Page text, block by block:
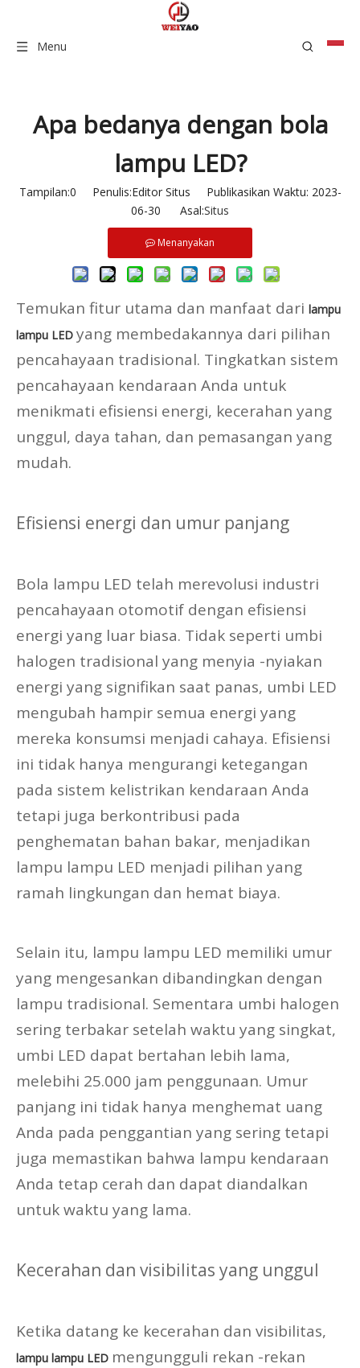
Menu
Apa bedanya dengan bola
lampu LED?
Tampilan:0 Penulis:Editor Situs Publikasikan Waktu: 2023-
06-30 Asal:Situs
Menanyakan
Temukan fitur utama dan manfaat dari lampu
lampu LED yang membedakannya dari pilihan
pencahayaan tradisional. Tingkatkan sistem
pencahayaan kendaraan Anda untuk
menikmati efisiensi energi, kecerahan yang
unggul, daya tahan, dan pemasangan yang
mudah.
Efisiensi energi dan umur panjang
Bola lampu LED telah merevolusi industri
pencahayaan otomotif dengan efisiensi
energi yang luar biasa. Tidak seperti umbi
halogen tradisional yang menyia -nyiakan
energi yang signifikan saat panas, umbi LED
mengubah hampir semua energi yang
mereka konsumsi menjadi cahaya. Efisiensi
ini tidak hanya mengurangi ketegangan
pada sistem kelistrikan kendaraan Anda
tetapi juga berkontribusi pada
penghematan bahan bakar, menjadikan
lampu lampu LED menjadi pilihan yang
ramah lingkungan dan hemat biaya.
Selain itu, lampu lampu LED memiliki umur
yang mengesankan dibandingkan dengan
lampu tradisional. Sementara umbi halogen
sering terbakar setelah waktu yang singkat,
umbi LED dapat bertahan lebih lama,
melebihi 25.000 jam penggunaan. Umur
panjang ini tidak hanya menghemat uang
Anda pada penggantian yang sering tetapi
juga memastikan bahwa lampu kendaraan
Anda tetap cerah dan dapat diandalkan
untuk waktu yang lama.
Kecerahan dan visibilitas yang unggul
Ketika datang ke kecerahan dan visibilitas,
lampu lampu LED mengungguli rekan -rekan